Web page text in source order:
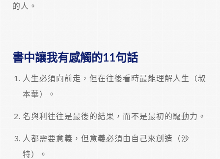
的人。
書中讓我有感觸的11句話
人生必須向前走，但在往後看時最能理解人生（叔
本華）。
名與利往往是最後的結果，而不是最初的驅動力。
人都需要意義，但意義必須由自己來創造（沙
特）。